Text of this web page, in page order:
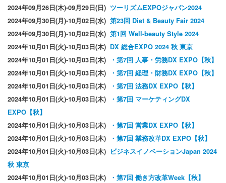
2024年09月26日(木)-09月29日(日) ツーリズムEXPOジャパン2024
2024年09月30日(月)-10月02日(水) 第23回 Diet & Beauty Fair 2024
2024年09月30日(月)-10月02日(水) 第1回 Well-beauty Style 2024
2024年10月01日(火)-10月03日(木) DX 総合EXPO 2024 秋 東京
2024年10月01日(火)-10月03日(木)
・第7回 人事・労務DX EXPO【秋】
2024年10月01日(火)-10月03日(木)
・第7回 経理・財務DX EXPO【秋】
2024年10月01日(火)-10月03日(木)
・第7回 法務DX EXPO【秋】
2024年10月01日(火)-10月03日(木)
・第7回 マーケティングDX
EXPO【秋】
2024年10月01日(火)-10月03日(木)
・第7回 営業DX EXPO【秋】
2024年10月01日(火)-10月03日(木)
・第7回 業務改革DX EXPO【秋】
2024年10月01日(火)-10月03日(木) ビジネスイノベーションJapan 2024
秋 東京
2024年10月01日(火)-10月03日(木)
・第7回 働き方改革Week【秋】